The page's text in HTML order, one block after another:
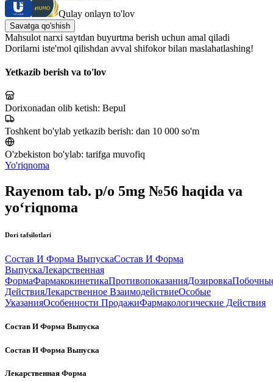
Qulay onlayn to'lov
Savatga qo'shish
Mahsulot narxi saytdan buyurtma berish uchun amal qiladi
Dorilarni iste'mol qilishdan avval shifokor bilan maslahatlashing!
Yetkazib berish va to'lov
Dorixonadan olib ketish: Bepul
Toshkent bo'ylab yetkazib berish: dan 10 000 so'm
O'zbekiston bo'ylab: tarifga muvofiq
Yo'riqnoma
Rayenom tab. p/o 5mg №56 haqida va
yo‘riqnoma
Dori tafsilotlari
Состав И Форма ВыпускаСостав И Форма
ВыпускаЛекарственная
ФормаФармакокинетикаПротивопоказанияДозировка
ДействияЛекарственное ВзаимодействиеОсобые
УказанияОсобенности ПродажиФармакологические Действия
Состав И Форма Выпуска
Состав И Форма Выпуска
Лекарственная Форма